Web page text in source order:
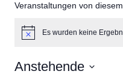
Veranstaltungen von
HinweisEs wurden keine
Anstehende